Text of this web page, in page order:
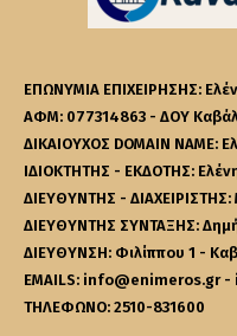
ΕΠΩΝΥΜΙΑ ΕΠΙΧΕΙΡΗΣΗΣ:
ΑΦΜ: 077314863 - ΔΟΥ
ΔΙΚΑΙΟΥΧΟΣ DOMAIN NAME:
ΙΔΙΟΚΤΗΤΗΣ - ΕΚΔΟΤΗΣ:
ΔΙΕΥΘΥΝΤΗΣ -
ΔΙΕΥΘΥΝΤΗΣ ΣΥΝΤΑΞΗΣ:
ΔΙΕΥΘΥΝΣΗ: Φιλίππου 1 -
EMAILS: info@enimeros.gr
ΤΗΛΕΦΩΝΟ: 2510-831600